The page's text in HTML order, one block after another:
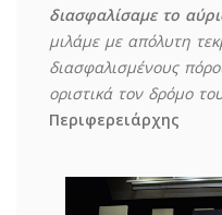
διασφαλίσαμε το
μιλάμε με απόλυτη
διασφαλισμένους
οριστικά τον δρόμο
Περιφερειάρχης